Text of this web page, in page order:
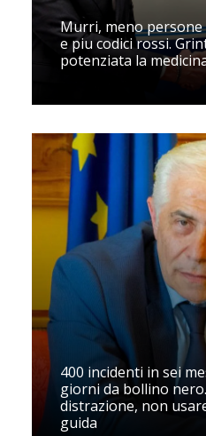
Murri, meno
e piu codici rossi.
potenziata la
400 incidenti in sei
giorni da bollino
distrazione, non
guida